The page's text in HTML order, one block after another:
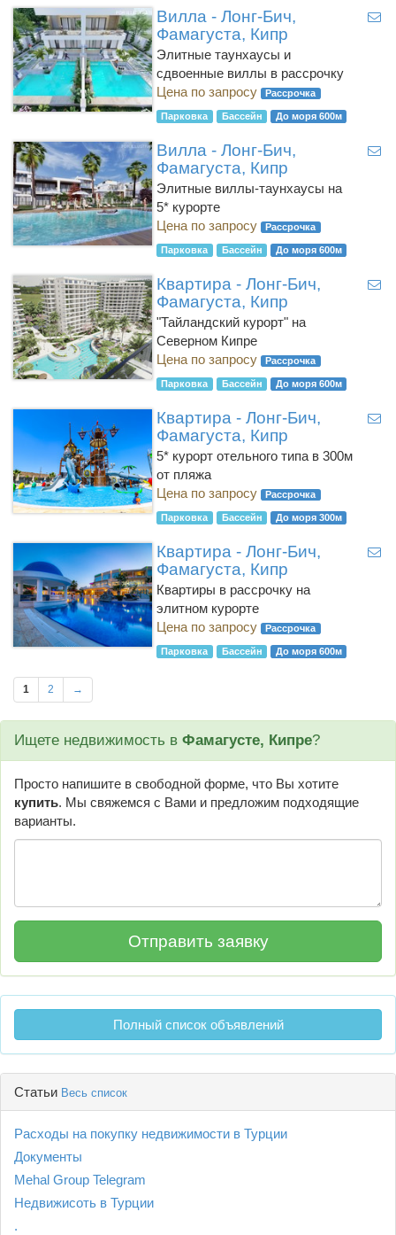
Вилла - Лонг-Бич,
Фамагуста, Кипр
Элитные таунхаусы и
сдвоенные виллы в рассрочку
Цена по запросу
Рассрочка
Парковка Бассейн До моря 600м
Вилла - Лонг-Бич,
Фамагуста, Кипр
Элитные виллы-таунхаусы на
5* курорте
Цена по запросу
Рассрочка
Парковка Бассейн До моря 600м
Квартира - Лонг-Бич,
Фамагуста, Кипр
"Тайландский курорт" на
Северном Кипре
Цена по запросу
Рассрочка
Парковка Бассейн До моря 600м
Квартира - Лонг-Бич,
Фамагуста, Кипр
5* курорт отельного типа в 300м
от пляжа
Цена по запросу
Рассрочка
Парковка Бассейн До моря 300м
Квартира - Лонг-Бич,
Фамагуста, Кипр
Квартиры в рассрочку на
элитном курорте
Цена по запросу
Рассрочка
Парковка Бассейн До моря 600м
1 2 →
Ищете недвижимость в Фамагусте, Кипре?
Просто напишите в свободной форме, что Вы хотите
купить. Мы свяжемся с Вами и предложим подходящие
варианты.
Полный список объявлений
Статьи Весь список
Расходы на покупку недвижимости в Турции
Документы
Mehal Group Telegram
Недвижисоть в Турции
.